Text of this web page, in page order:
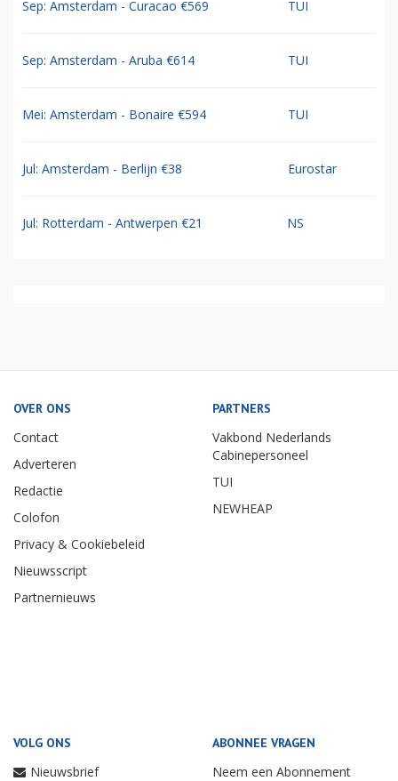
Sep: Amsterdam - Curacao €569 TUI
Sep: Amsterdam - Aruba €614 TUI
Mei: Amsterdam - Bonaire €594 TUI
Jul: Amsterdam - Berlijn €38 Eurostar
Jul: Rotterdam - Antwerpen €21 NS
OVER ONS
Contact
Adverteren
Redactie
Colofon
Privacy & Cookiebeleid
Nieuwsscript
Partnernieuws
PARTNERS
Vakbond Nederlands
Cabinepersoneel
TUI
NEWHEAP
VOLG ONS
Nieuwsbrief
ABONNEE VRAGEN
Neem een Abonnement